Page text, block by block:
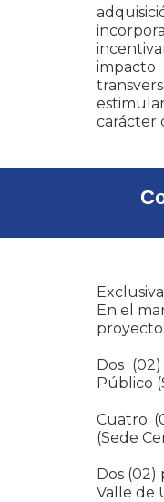
carácter
En el
Dos
Público
Cuatro
(Sede
Dos (02)
Valle de